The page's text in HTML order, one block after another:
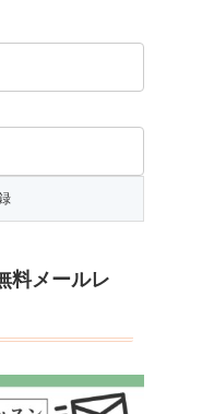
料メールレ